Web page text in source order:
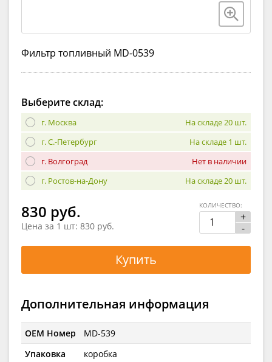
Фильтр топливный MD-0539
Выберите склад:
г. Москва
На складе 20 шт.
г. С.-Петербург
На складе 1 шт.
г. Волгоград
Нет в наличии
г. Ростов-на-Дону
На складе 20 шт.
830 руб.
Цена за 1 шт: 830 руб.
+
-
КОЛИЧЕСТВО:
Купить
Дополнительная информация
OEM Номер
MD-539
Упаковка
коробка